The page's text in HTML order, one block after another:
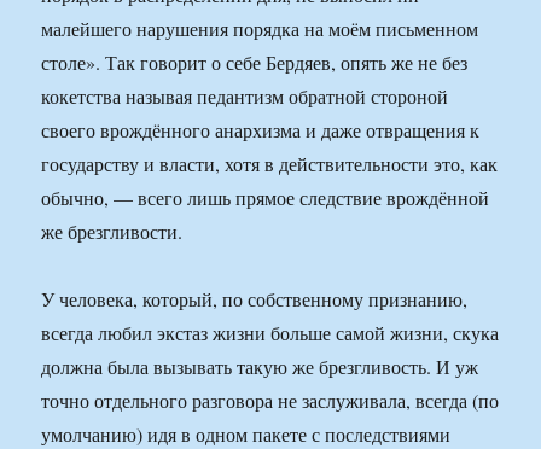
малейшего нарушения порядка на моём письменном
столе». Так говорит о себе Бердяев, опять же не без
кокетства называя педантизм обратной стороной
своего врождённого анархизма и даже отвращения к
государству и власти, хотя в действительности это, как
обычно, — всего лишь прямое следствие врождённой
же брезгливости.
У человека, который, по собственному признанию,
всегда любил экстаз жизни больше самой жизни, скука
должна была вызывать такую же брезгливость. И уж
точно отдельного разговора не заслуживала, всегда (по
умолчанию) идя в одном пакете с последствиями